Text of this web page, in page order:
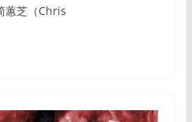
蕙芝（Chris